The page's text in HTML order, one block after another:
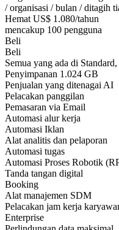
/ organisasi / bulan / ditagih
Hemat US$ 1.080/tahun
mencakup 100 pengguna
Beli
Beli
Semua yang ada di
Penyimpanan 1.024 GB
Penjualan yang ditenagai AI
Pelacakan panggilan
Pemasaran via Email
Automasi alur kerja
Automasi Iklan
Alat analitis dan pelaporan
Automasi tugas
Automasi Proses Robotik
Tanda tangan digital
Booking
Alat manajemen SDM
Pelacakan jam kerja
Enterprise